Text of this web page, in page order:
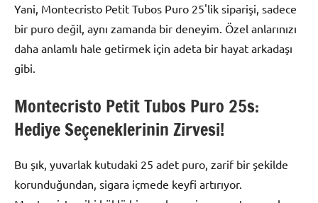
Yani, Montecristo Petit Tubos Puro 25'lik siparişi, sadece
bir puro değil, aynı zamanda bir deneyim. Özel anlarınızı
daha anlamlı hale getirmek için adeta bir hayat arkadaşı
gibi.
Montecristo Petit Tubos Puro 25s:
Hediye Seçeneklerinin Zirvesi!
Bu şık, yuvarlak kutudaki 25 adet puro, zarif bir şekilde
korunduğundan, sigara içmede keyfi artırıyor.